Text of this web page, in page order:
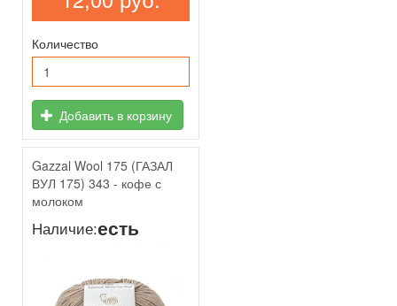
Количество
Добавить в корзину
Gazzal Wool 175 (ГАЗАЛ
ВУЛ 175) 343 - кофе с
молоком
Наличие:есть